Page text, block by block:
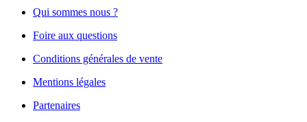
Qui sommes nous ?
Foire aux questions
Conditions générales de vente
Mentions légales
Partenaires